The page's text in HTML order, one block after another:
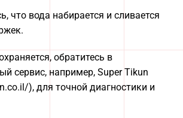
что вода набирается и сливается
обратитесь в
сервис, например, Super Tikun
), для точной диагностики и